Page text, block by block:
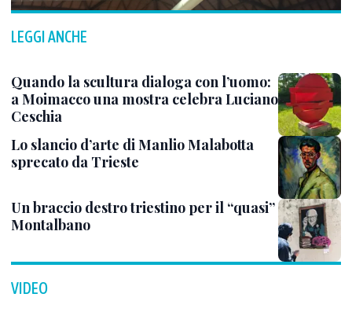
LEGGI ANCHE
Quando la scultura dialoga con l’uomo:
a Moimacco una mostra celebra Luciano
Ceschia
Lo slancio d’arte di Manlio Malabotta
sprecato da Trieste
Un braccio destro triestino per il “quasi”
Montalbano
VIDEO